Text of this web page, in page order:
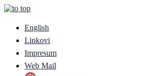
English
Linkovi
Impresum
Web Mail